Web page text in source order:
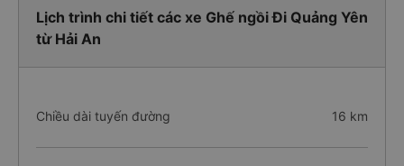
Lịch trình chi tiết các xe Ghế ngồi Đi Quảng Yên
từ Hải An
Chiều dài tuyến đường 16 km